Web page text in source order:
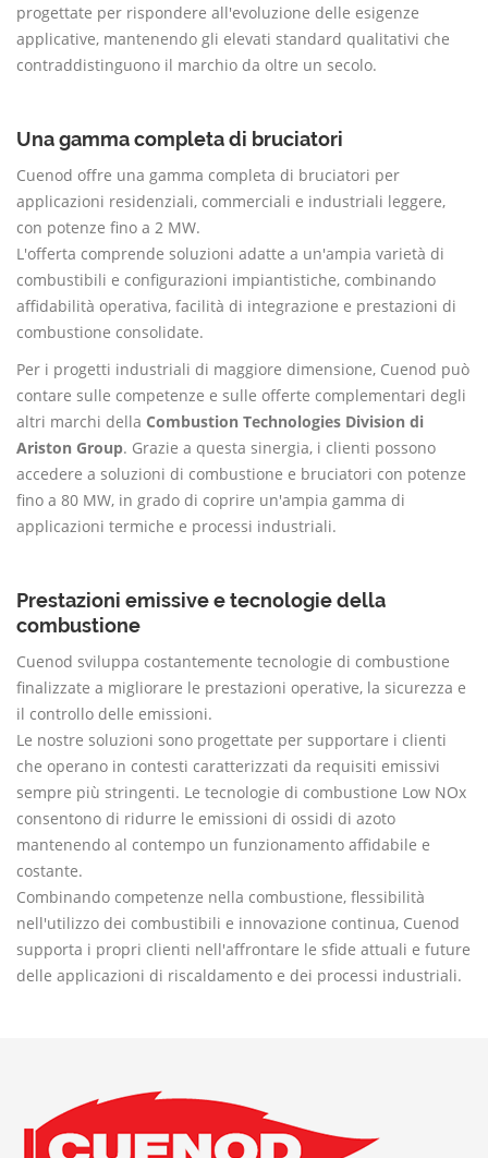
progettate per rispondere all'evoluzione delle esigenze
applicative, mantenendo gli elevati standard qualitativi che
contraddistinguono il marchio da oltre un secolo.
Una gamma completa di bruciatori
Cuenod offre una gamma completa di bruciatori per
applicazioni residenziali, commerciali e industriali leggere,
con potenze fino a 2 MW.
L'offerta comprende soluzioni adatte a un'ampia varietà di
combustibili e configurazioni impiantistiche, combinando
affidabilità operativa, facilità di integrazione e prestazioni di
combustione consolidate.
Per i progetti industriali di maggiore dimensione, Cuenod può
contare sulle competenze e sulle offerte complementari degli
altri marchi della Combustion Technologies Division di
Ariston Group. Grazie a questa sinergia, i clienti possono
accedere a soluzioni di combustione e bruciatori con potenze
fino a 80 MW, in grado di coprire un'ampia gamma di
applicazioni termiche e processi industriali.
Prestazioni emissive e tecnologie della
combustione
Cuenod sviluppa costantemente tecnologie di combustione
finalizzate a migliorare le prestazioni operative, la sicurezza e
il controllo delle emissioni.
Le nostre soluzioni sono progettate per supportare i clienti
che operano in contesti caratterizzati da requisiti emissivi
sempre più stringenti. Le tecnologie di combustione Low NOx
consentono di ridurre le emissioni di ossidi di azoto
mantenendo al contempo un funzionamento affidabile e
costante.
Combinando competenze nella combustione, flessibilità
nell'utilizzo dei combustibili e innovazione continua, Cuenod
supporta i propri clienti nell'affrontare le sfide attuali e future
delle applicazioni di riscaldamento e dei processi industriali.